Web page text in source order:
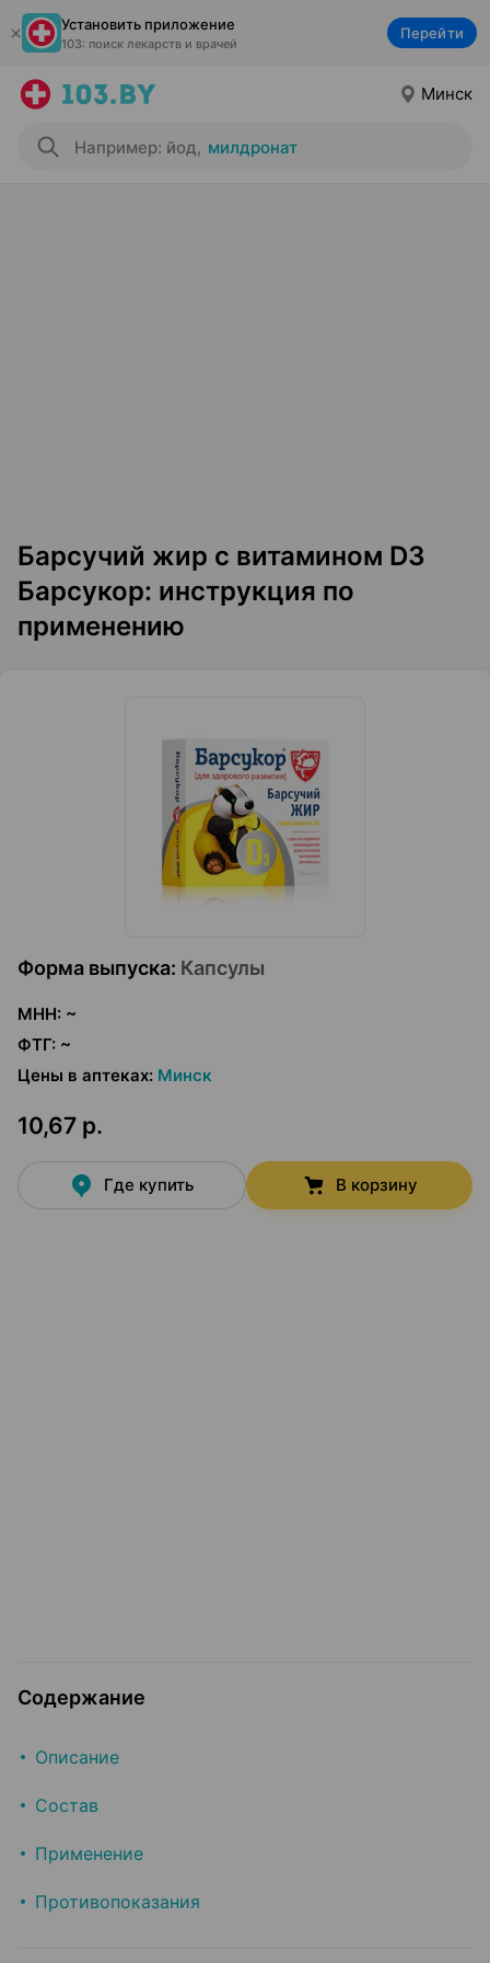
Установить приложение
103: поиск лекарств и врачей
Перейти
Минск
Например: йод, милдронат
Барсучий жир с витамином D3
Барсукор: инструкция по
применению
Форма выпуска: Капсулы
МНН: ~
ФТГ: ~
Цены в аптеках: Минск
10,67 р.
Где купить В корзину
Содержание
Описание
Состав
Применение
Противопоказания